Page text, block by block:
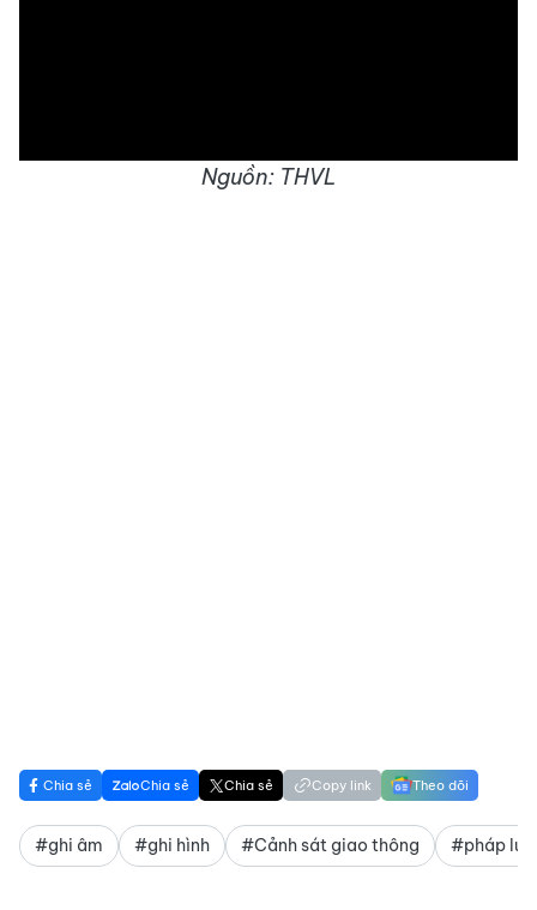
Nguồn: THVL
Chia sẻ Chia sẻ Chia sẻ Copy link Theo dõi
#ghi âm #ghi hình #Cảnh sát giao thông #pháp